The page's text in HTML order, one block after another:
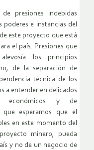
presiones indebidas
poderes e instancias del
este proyecto que está
el país. Presiones que
los principios
de la separación de
técnica de los
a entender en delicados
económicos y de
que esperamos que el
en este momento del
minero, pueda
y no de un negocio de